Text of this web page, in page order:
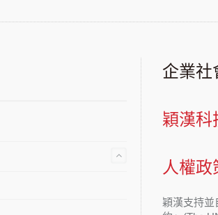
企業社
穎漢科
人權政
穎漢支持並